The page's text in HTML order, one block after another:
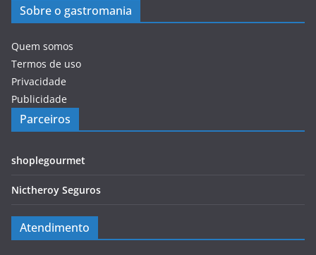
Sobre o gastromania
Quem somos
Termos de uso
Privacidade
Publicidade
Parceiros
shoplegourmet
Nictheroy Seguros
Atendimento